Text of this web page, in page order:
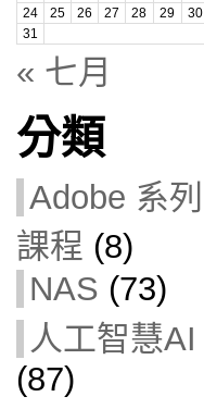
24
25 26 27 28 29
30
31
« 七月
分類
Adobe 系列
課程 (8)
NAS (73)
人工智慧AI
(87)